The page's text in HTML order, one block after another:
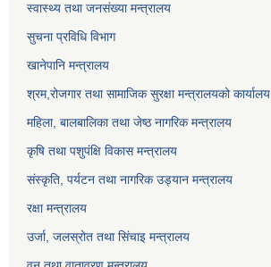
स्वास्थ्य तथा जनसंख्या मन्त्रालय
सुचना प्रविधि विभाग
खानेपानि मन्त्रालय
श्रम,रोजगार तथा सामाजिक सुरक्षा मन्त्रालयको कार्यालय
महिला, बालबालिका तथा जेष्ठ नागरिक मन्त्रालय
कृषि तथा पशुपंक्षि विकास मन्त्रालय
संस्कृति, पर्यटन तथा नागरिक उड्‍यान मन्त्रालय
रक्षा मन्त्रालय
उर्जा, जलस्रोत तथा सिंचाइ मन्त्रालय